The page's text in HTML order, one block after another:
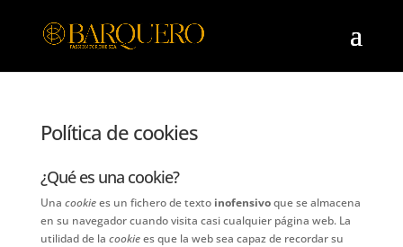
Política de cookies
¿Qué es una cookie?
Una cookiees un fichero de texto inofensivoque se almacena
en su navegador cuando visita casi cualquier página web. La
utilidad de la cookiees que la web sea capaz de recordar su